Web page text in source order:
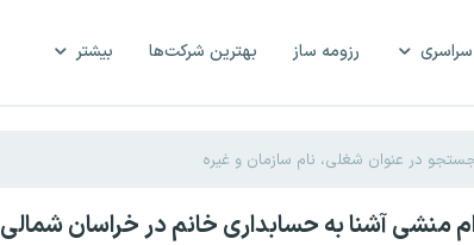
رزومه ساز بهترین شرکت‌ها بیشتر
منشی آشنا به حسابداری خانم در خراسان شمالی